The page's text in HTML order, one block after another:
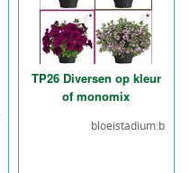
TP26 Diversen op kleur
of monomix
bloeistadium:b